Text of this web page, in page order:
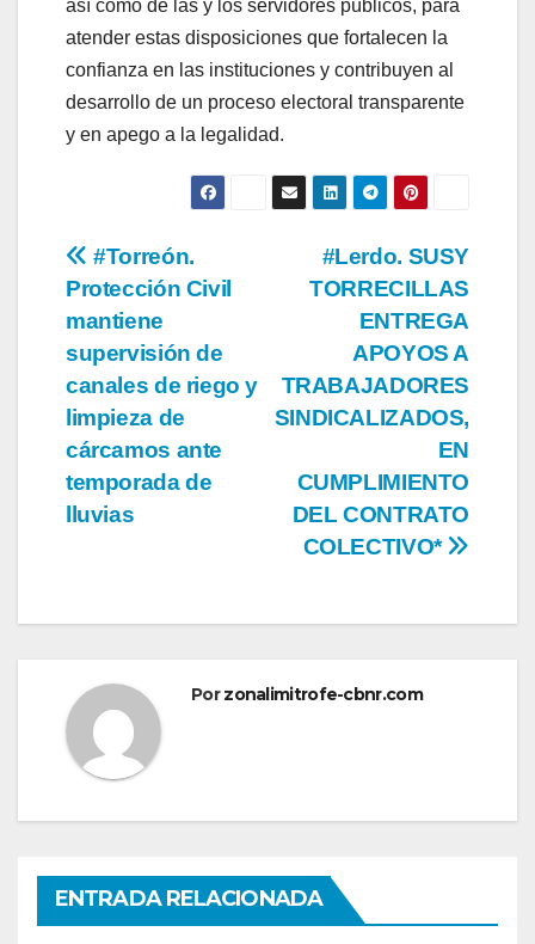
así como de las y los servidores públicos, para
atender estas disposiciones que fortalecen la
confianza en las instituciones y contribuyen al
desarrollo de un proceso electoral transparente
y en apego a la legalidad.
Navegación
de
entradas
#Lerdo. SUSY
TORRECILLAS
ENTREGA
APOYOS A
TRABAJADORES
SINDICALIZADOS,
EN
CUMPLIMIENTO
DEL CONTRATO
COLECTIVO*
#Torreón.
Protección Civil
mantiene
supervisión de
canales de riego y
limpieza de
cárcamos ante
temporada de
lluvias
Porzonalimitrofe-cbnr.com
ENTRADA RELACIONADA